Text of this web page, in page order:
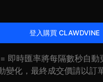
登入購買 CLAWDVINE
即時匯率將每隔數秒自動
變化，最終成交價請以訂